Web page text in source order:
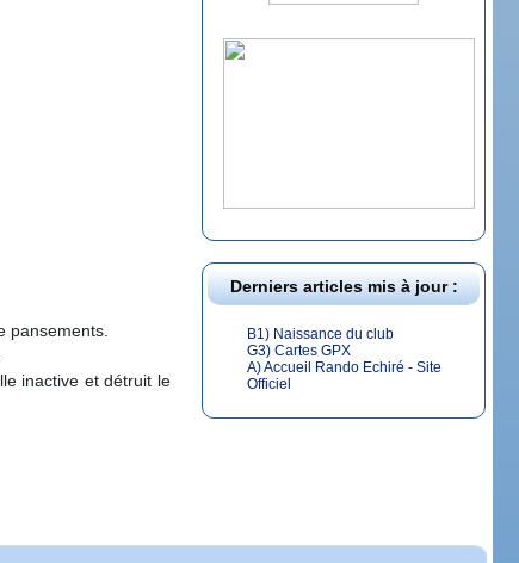
pansements.
inactive et détruit le
Derniers articles mis à jour :
B1) Naissance du club
G3) Cartes GPX
A) Accueil Rando Echiré - Site
Officiel